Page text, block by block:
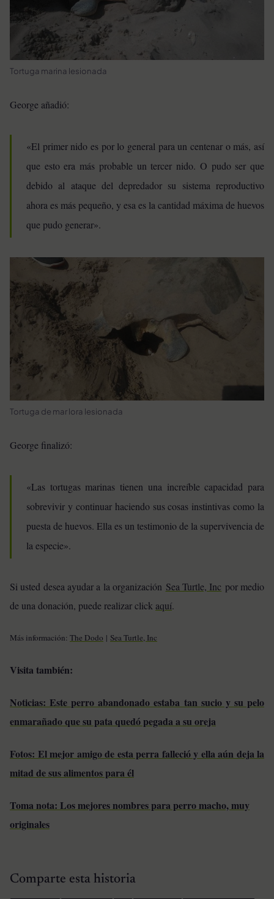
Tortuga marina lesionada
George añadió:
«El primer nido es por lo general para un centenar o más, así
que esto era más probable un tercer nido. O pudo ser que
debido al ataque del depredador su sistema reproductivo
ahora es más pequeño, y esa es la cantidad máxima de huevos
que pudo generar».
Tortuga de mar lora lesionada
George finalizó:
«Las tortugas marinas tienen una increíble capacidad para
sobrevivir y continuar haciendo sus cosas instintivas como la
puesta de huevos. Ella es un testimonio de la supervivencia de
la especie».
Si usted desea ayudar a la organización Sea Turtle, Inc por medio
de una donación, puede realizar click aquí.
Más información: The Dodo | Sea Turtle, Inc
Visita también:
Noticias: Este perro abandonado estaba tan sucio y su pelo
enmarañado que su pata quedó pegada a su oreja
Fotos: El mejor amigo de esta perra falleció y ella aún deja la
mitad de sus alimentos para él
Toma nota: Los mejores nombres para perro macho, muy
originales
Comparte esta historia